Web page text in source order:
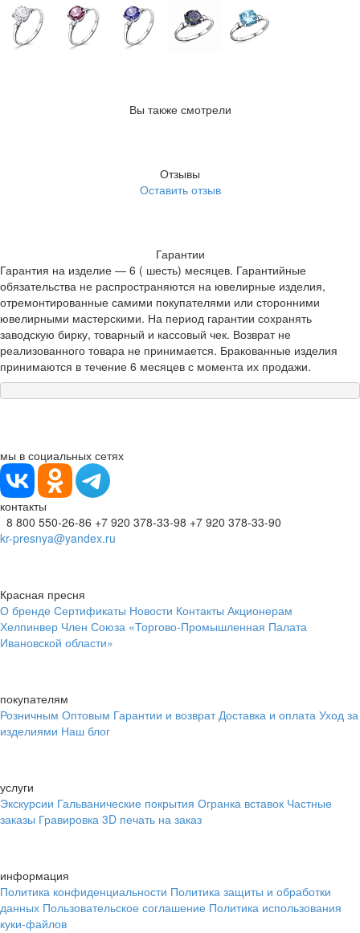
Вы также смотрели
Отзывы
Оставить отзыв
Гарантии
Гарантия на изделие — 6 ( шесть) месяцев. Гарантийные
обязательства не распространяются на ювелирные изделия,
отремонтированные самими покупателями или сторонними
ювелирными мастерскими. На период гарантии сохранять
заводскую бирку, товарный и кассовый чек. Возврат не
реализованного товара не принимается. Бракованные изделия
принимаются в течение 6 месяцев с момента их продажи.
мы в социальных сетях
контакты
8 800 550-26-86 +7 920 378-33-98 +7 920 378-33-90
kr-presnya@yandex.ru
Красная пресня
О бренде Сертификаты Новости Контакты Акционерам
Хелпинвер Член Союза «Торгово-Промышленная Палата
Ивановской области»
покупателям
Розничным Оптовым Гарантии и возврат Доставка и оплата Уход за
изделиями Наш блог
услуги
Экскурсии Гальванические покрытия Огранка вставок Частные
заказы Гравировка 3D печать на заказ
информация
Политика конфиденциальности Политика защиты и обработки
данных Пользовательское соглашение Политика использования
куки-файлов